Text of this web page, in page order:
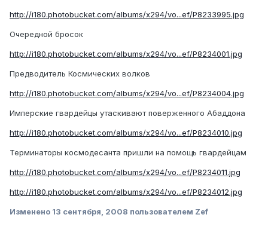
http://i180.photobucket.com/albums/x294/vo...ef/P8233995.jpg
Очередной бросок
http://i180.photobucket.com/albums/x294/vo...ef/P8234001.jpg
Предводитель Космических волков
http://i180.photobucket.com/albums/x294/vo...ef/P8234004.jpg
Имперские гвардейцы утаскивают поверженного Абаддона
http://i180.photobucket.com/albums/x294/vo...ef/P8234010.jpg
Терминаторы космодесанта пришли на помощь гвардейцам
http://i180.photobucket.com/albums/x294/vo...ef/P8234011.jpg
http://i180.photobucket.com/albums/x294/vo...ef/P8234012.jpg
Изменено 13 сентября, 2008 пользователем Zef